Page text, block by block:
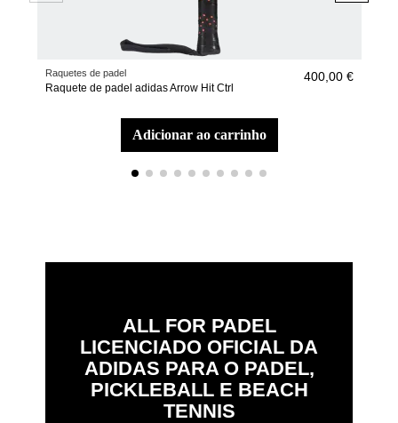
Raquetes de padel
Raquete de padel adidas Arrow Hit Ctrl
400,00 €
adicionar ao carrinho
ALL FOR PADEL
LICENCIADO OFICIAL DA
ADIDAS PARA O PADEL,
PICKLEBALL E BEACH
TENNIS